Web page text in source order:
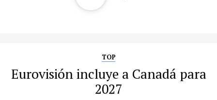
TOP
Eurovisión incluye a Canadá para
2027